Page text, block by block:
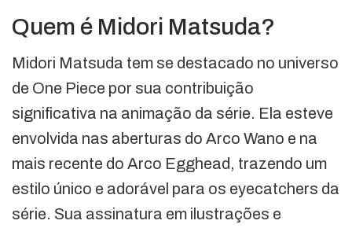
Quem é Midori Matsuda?
Midori Matsuda tem se destacado no universo
de One Piece por sua contribuição
significativa na animação da série. Ela esteve
envolvida nas aberturas do Arco Wano e na
mais recente do Arco Egghead, trazendo um
estilo único e adorável para os eyecatchers da
série. Sua assinatura em ilustrações e